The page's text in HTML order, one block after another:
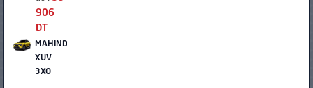
906
DT
MAHINDRA
XUV
3XO